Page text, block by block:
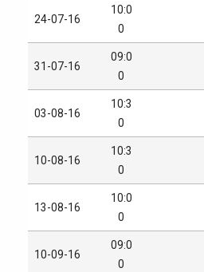
24-07-16
10:0
0
31-07-16
09:0
0
03-08-16
10:3
0
10-08-16
10:3
0
13-08-16
10:0
0
10-09-16
09:0
0